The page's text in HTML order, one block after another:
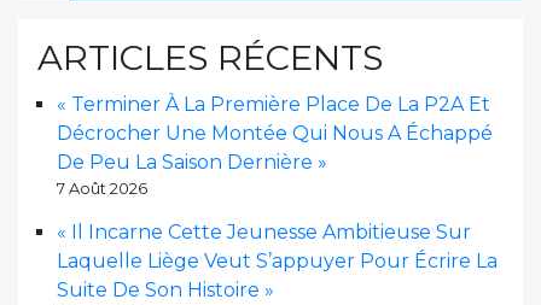
ARTICLES RÉCENTS
« Terminer À La Première Place De La P2A Et
Décrocher Une Montée Qui Nous A Échappé
De Peu La Saison Dernière »
7 Août 2026
« Il Incarne Cette Jeunesse Ambitieuse Sur
Laquelle Liège Veut S’appuyer Pour Écrire La
Suite De Son Histoire »